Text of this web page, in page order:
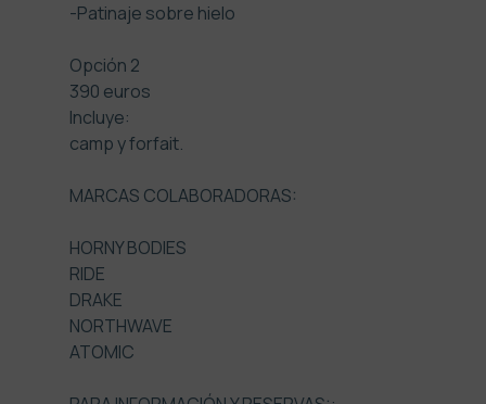
-Patinaje sobre hielo
Opción 2
390 euros
Incluye:
camp y forfait.
MARCAS COLABORADORAS:
HORNY BODIES
RIDE
DRAKE
NORTHWAVE
ATOMIC